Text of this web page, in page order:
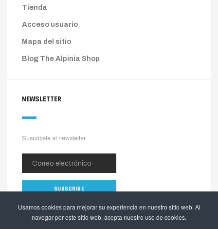
Usamos cookies para mejorar su experiencia en nuestro sitio web. Al
navegar por este sitio web, acepta nuestro uso de cookies.
Tienda
Acceso usuario
Mapa del sitio
Blog The Alpinia Shop
NEWSLETTER
Suscríbete al newsletter